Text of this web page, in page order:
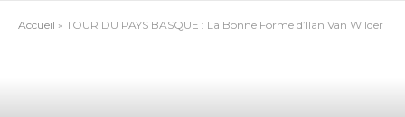
Accueil » TOUR DU PAYS BASQUE : La Bonne Forme d’Ilan Van Wilder